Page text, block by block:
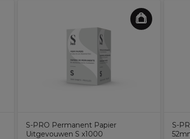
S-PRO Permanent Papier
Uitgevouwen S x1000
S-